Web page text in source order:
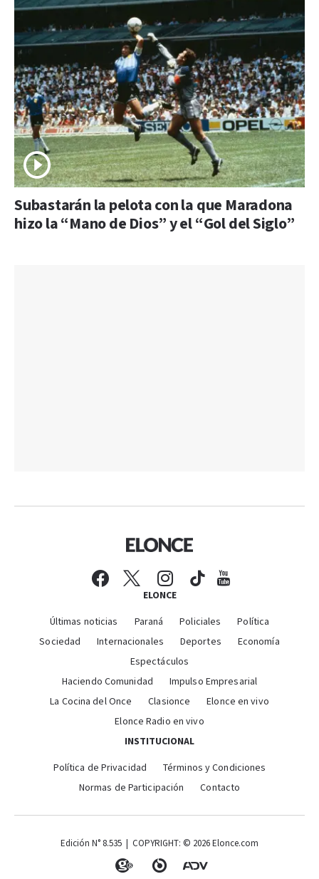
Subastarán la pelota con la que Maradona
hizo la “Mano de Dios” y el “Gol del Siglo”
ELONCE
Últimas noticias Paraná Policiales
Política
Sociedad
Internacionales Deportes
Economía
Espectáculos
Haciendo Comunidad
Impulso Empresarial
La Cocina del Once
Clasionce
Elonce en vivo
Elonce Radio en vivo
INSTITUCIONAL
Política de Privacidad
Términos y Condiciones
Normas de Participación
Contacto
Edición N° 8.535 | COPYRIGHT: © 2026 Elonce.com